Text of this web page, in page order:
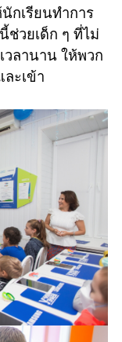
กเรียนทำการ
ช่วยเด็ก ๆ ที่ไม่
วลานาน ให้พวก
ะเข้า